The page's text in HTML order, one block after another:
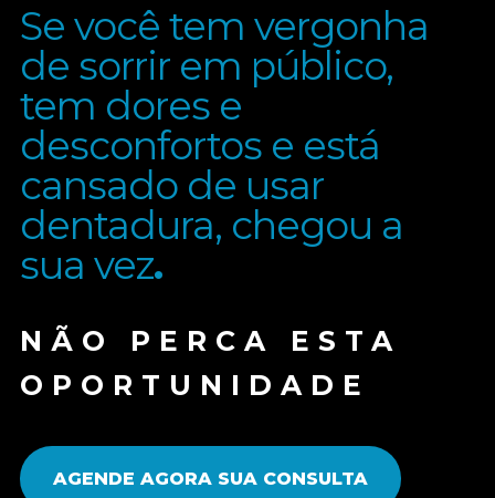
Se você tem vergonha
de sorrir em público,
tem dores e
desconfortos e está
cansado de usar
dentadura, chegou a
sua vez.
NÃO PERCA ESTA
OPORTUNIDADE
AGENDE AGORA SUA CONSULTA